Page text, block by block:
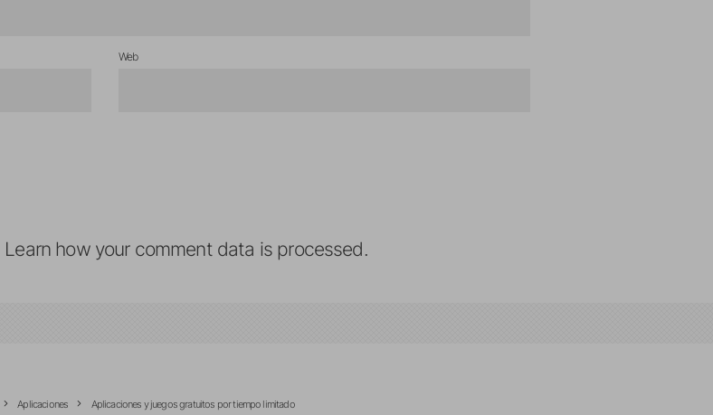
Web
Learn how your comment data is processed.
Aplicaciones Aplicaciones y juegos gratuitos por tiempo limitado